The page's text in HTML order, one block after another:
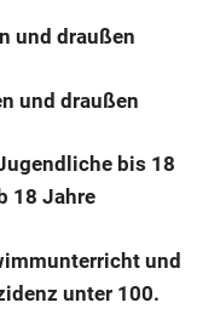
und draußen
und draußen
bis 18
18 Jahre
und
unter 100.